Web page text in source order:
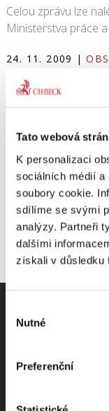
Tato webová
K personalizaci
sociálních médií a
soubory cookie.
sdílíme se svými
analýzy. Partneři
dalšími
získali v důsledku
souhlasu
Nutné
Preferenční
Celou zprávu lze
Ministerstva práce
24. 11. 2009 |
Share This